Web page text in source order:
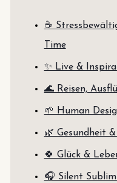
☕
Time
✨ Live &
🌊 Reisen,
🌱 Human
🌿 Gesundheit
🍀 Glück &
🎧 Silent